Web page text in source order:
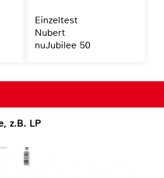
z.B. LP
Einzeltest
Nubert
nuJubilee 50